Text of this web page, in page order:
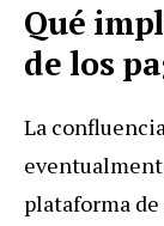
Qué
de los
La
plataforma